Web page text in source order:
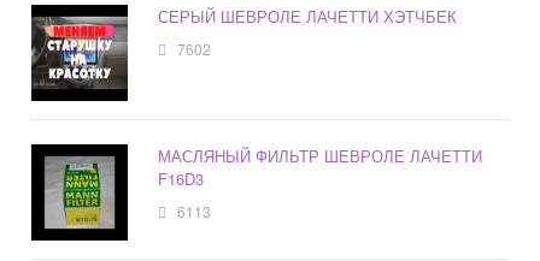
СЕРЫЙ ШЕВРОЛЕ ЛАЧЕТТИ ХЭТЧБЕК
7602
МАСЛЯНЫЙ ФИЛЬТР ШЕВРОЛЕ ЛАЧЕТТИ
F16D3
6113